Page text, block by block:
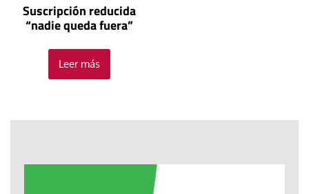
Suscripción reducida
“nadie queda fuera”
Leer más